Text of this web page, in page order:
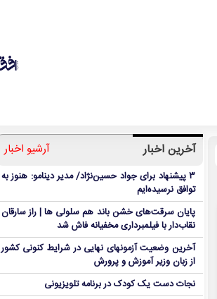
آخرین اخبار آرشیو اخبار
۳ پیشنهاد برای جواد حسین‌نژاد/ مدیر دینامو: هنوز به
توافق نرسیده‌ایم
پایان سرقت‌های خشن باند هم سلولی ها | راز سارقان
نقاب‌دار با فیلمبرداری مخفیانه فاش شد
آخرین وضعیت آزمونهای نهایی در شرایط کنونی کشور
از زبان وزیر آموزش و پرورش
نجات دست یک کودک در برنامه تلویزیونی